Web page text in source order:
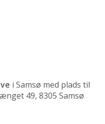
i Samsø med plads til
49, 8305 Samsø